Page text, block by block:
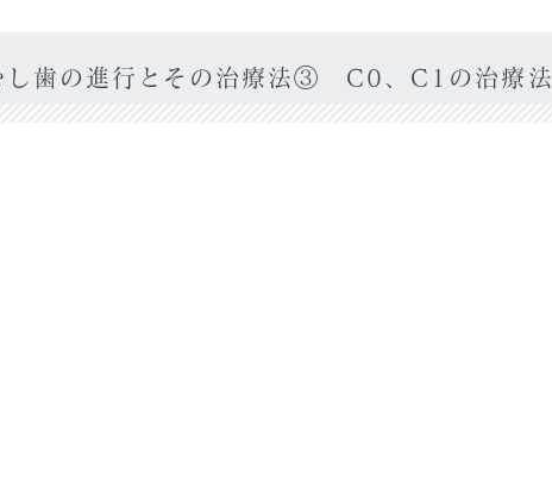
し歯の進行とその治療法③ C0、C1の治療法